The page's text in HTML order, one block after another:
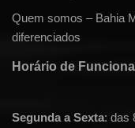
Quem somos – Bahia
diferenciados
Horário de
Segunda a Sexta: das